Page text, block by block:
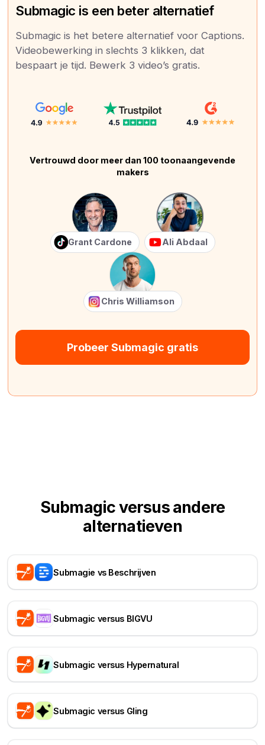
Submagic is een beter alternatief
Submagic is het betere alternatief voor Captions.
Videobewerking in slechts 3 klikken, dat
bespaart je tijd. Bewerk 3 video’s gratis.
Vertrouwd door meer dan 100 toonaangevende
makers
Grant Cardone Ali Abdaal
Chris Williamson
Probeer Submagic gratis
Submagic versus andere
alternatieven
Submagie vs Beschrijven
Submagic versus BIGVU
Submagic versus Hypernatural
Submagic versus Gling